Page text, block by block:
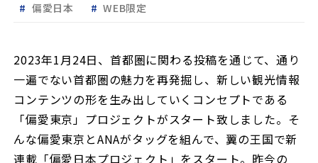
偏愛日本 WEB限定
2023年1月24日、首都圏に関わる投稿を通じて、通り
一遍でない首都圏の魅力を再発掘し、新しい観光情報
コンテンツの形を生み出していくコンセプトである
「偏愛東京」プロジェクトがスタート致しました。そ
んな偏愛東京とANAがタッグを組んで、翼の王国で新
連載「偏愛日本プロジェクト」をスタート。昨今の